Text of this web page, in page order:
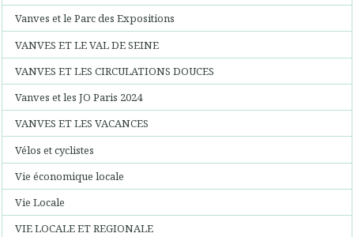
Vanves et le Parc des Expositions
VANVES ET LE VAL DE SEINE
VANVES ET LES CIRCULATIONS DOUCES
Vanves et les JO Paris 2024
VANVES ET LES VACANCES
Vélos et cyclistes
Vie économique locale
Vie Locale
VIE LOCALE ET REGIONALE